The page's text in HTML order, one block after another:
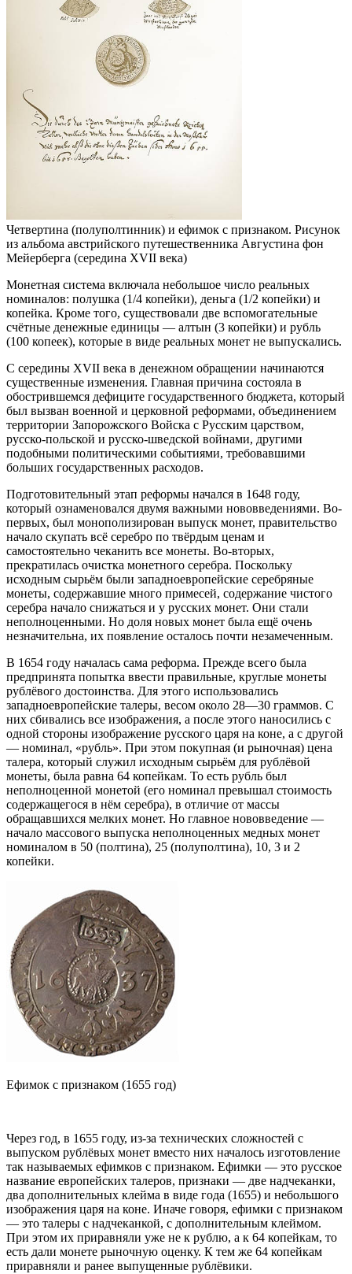
Четвертина (полуполтинник) и ефимок с признаком. Рисунок
из альбома австрийского путешественника Августина фон
Мейерберга (середина XVII века)
Монетная система включала небольшое число реальных
номиналов: полушка (1/4 копейки), деньга (1/2 копейки) и
копейка. Кроме того, существовали две вспомогательные
счётные денежные единицы — алтын (3 копейки) и рубль
(100 копеек), которые в виде реальных монет не выпускались.
С середины XVII века в денежном обращении начинаются
существенные изменения. Главная причина состояла в
обострившемся дефиците государственного бюджета, который
был вызван военной и церковной реформами, объединением
территории Запорожского Войска с Русским царством,
русско-польской и русско-шведской войнами, другими
подобными политическими событиями, требовавшими
больших государственных расходов.
Подготовительный этап реформы начался в 1648 году,
который ознаменовался двумя важными нововведениями. Во-
первых, был монополизирован выпуск монет, правительство
начало скупать всё серебро по твёрдым ценам и
самостоятельно чеканить все монеты. Во-вторых,
прекратилась очистка монетного серебра. Поскольку
исходным сырьём были западноевропейские серебряные
монеты, содержавшие много примесей, содержание чистого
серебра начало снижаться и у русских монет. Они стали
неполноценными. Но доля новых монет была ещё очень
незначительна, их появление осталось почти незамеченным.
В 1654 году началась сама реформа. Прежде всего была
предпринята попытка ввести правильные, круглые монеты
рублёвого достоинства. Для этого использовались
западноевропейские талеры, весом около 28—30 граммов. С
них сбивались все изображения, а после этого наносились с
одной стороны изображение русского царя на коне, а с другой
— номинал, «рубль». При этом покупная (и рыночная) цена
талера, который служил исходным сырьём для рублёвой
монеты, была равна 64 копейкам. То есть рубль был
неполноценной монетой (его номинал превышал стоимость
содержащегося в нём серебра), в отличие от массы
обращавшихся мелких монет. Но главное нововведение —
начало массового выпуска неполноценных медных монет
номиналом в 50 (полтина), 25 (полуполтина), 10, 3 и 2
копейки.
Ефимок с признаком (1655 год)
Через год, в 1655 году, из-за технических сложностей с
выпуском рублёвых монет вместо них началось изготовление
так называемых ефимков с признаком. Ефимки — это русское
название европейских талеров, признаки — две надчеканки,
два дополнительных клейма в виде года (1655) и небольшого
изображения царя на коне. Иначе говоря, ефимки с признаком
— это талеры с надчеканкой, с дополнительным клеймом.
При этом их приравняли уже не к рублю, а к 64 копейкам, то
есть дали монете рыночную оценку. К тем же 64 копейкам
приравняли и ранее выпущенные рублёвики.